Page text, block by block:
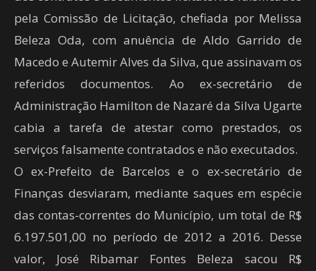
pela Comissão de Licitação, chefiada por Melissa
Beleza Oda, com anuência de Aldo Garrido de
Macedo e Autemir Alves da Silva, que assinavam os
referidos documentos. Ao ex-secretário de
Administração Hamilton de Nazaré da Silva Ugarte
cabia a tarefa de atestar como prestados, os
serviços falsamente contratados e não executados.
O ex-Prefeito de Barcelos e o ex-secretário de
Finanças desviaram, mediante saques em espécie
das contas-correntes do Município, um total de R$
6.197.501,00 no período de 2012 a 2016. Desse
valor, José Ribamar Fontes Beleza sacou R$